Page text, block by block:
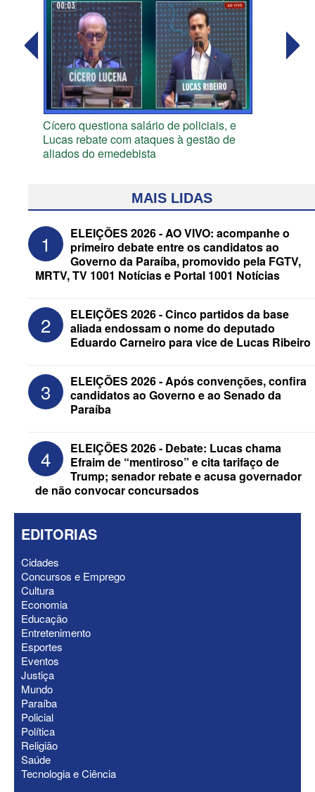
Cícero questiona salário de policiais, e
Lucas rebate com ataques à gestão de
aliados do emedebista
reeleição, Veneziano escolhe segundo
suplente para o Senado; saiba que é
ELEIÇÕES 2026 - Após convenções,
confira candidatos ao Governo e ao
Senado da Paraíba
MAIS LIDAS
1
ELEIÇÕES 2026 - AO VIVO: acompanhe o
primeiro debate entre os candidatos ao
Governo da Paraíba, promovido pela FGTV,
MRTV, TV 1001 Notícias e Portal 1001 Notícias
2
ELEIÇÕES 2026 - Cinco partidos da base
aliada endossam o nome do deputado
Eduardo Carneiro para vice de Lucas Ribeiro
3
ELEIÇÕES 2026 - Após convenções, confira
candidatos ao Governo e ao Senado da
Paraíba
4
ELEIÇÕES 2026 - Debate: Lucas chama
Efraim de “mentiroso” e cita tarifaço de
Trump; senador rebate e acusa governador
de não convocar concursados
EDITORIAS
Cidades
Concursos e Emprego
Cultura
Economia
Educação
Entretenimento
Esportes
Eventos
Justiça
Mundo
Paraíba
Policial
Política
Religião
Saúde
Tecnologia e Ciência